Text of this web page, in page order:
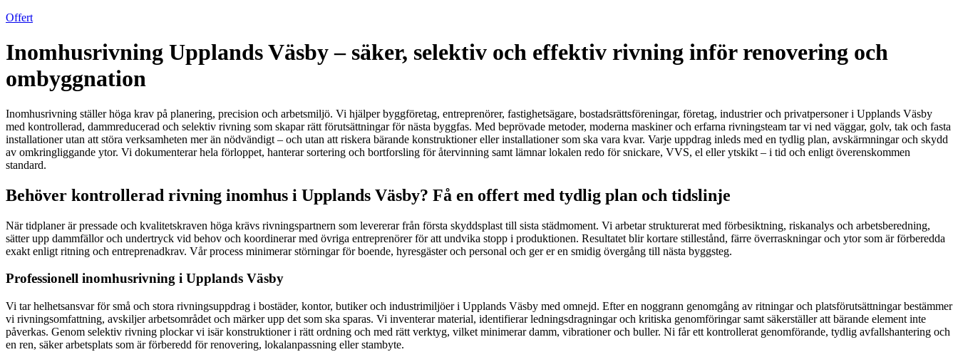
Offert
Inomhusrivning Upplands Väsby – säker, selektiv och effektiv rivning inför renovering och
ombyggnation
Inomhusrivning ställer höga krav på planering, precision och arbetsmiljö. Vi hjälper byggföretag, entreprenörer, fastighetsägare, bostadsrättsföreningar, företag, industrier och privatpersoner i Upplands Väsby
med kontrollerad, dammreducerad och selektiv rivning som skapar rätt förutsättningar för nästa byggfas. Med beprövade metoder, moderna maskiner och erfarna rivningsteam tar vi ned väggar, golv, tak och fasta
installationer utan att störa verksamheten mer än nödvändigt – och utan att riskera bärande konstruktioner eller installationer som ska vara kvar. Varje uppdrag inleds med en tydlig plan, avskärmningar och skydd
av omkringliggande ytor. Vi dokumenterar hela förloppet, hanterar sortering och bortforsling för återvinning samt lämnar lokalen redo för snickare, VVS, el eller ytskikt – i tid och enligt överenskommen
standard.
Behöver kontrollerad rivning inomhus i Upplands Väsby? Få en offert med tydlig plan och tidslinje
När tidplaner är pressade och kvalitetskraven höga krävs rivningspartnern som levererar från första skyddsplast till sista städmoment. Vi arbetar strukturerat med förbesiktning, riskanalys och arbetsberedning,
sätter upp dammfällor och undertryck vid behov och koordinerar med övriga entreprenörer för att undvika stopp i produktionen. Resultatet blir kortare stillestånd, färre överraskningar och ytor som är förberedda
exakt enligt ritning och entreprenadkrav. Vår process minimerar störningar för boende, hyresgäster och personal och ger er en smidig övergång till nästa byggsteg.
Professionell inomhusrivning i Upplands Väsby
Vi tar helhetsansvar för små och stora rivningsuppdrag i bostäder, kontor, butiker och industrimiljöer i Upplands Väsby med omnejd. Efter en noggrann genomgång av ritningar och platsförutsättningar bestämmer
vi rivningsomfattning, avskiljer arbetsområdet och märker upp det som ska sparas. Vi inventerar material, identifierar ledningsdragningar och kritiska genomföringar samt säkerställer att bärande element inte
påverkas. Genom selektiv rivning plockar vi isär konstruktioner i rätt ordning och med rätt verktyg, vilket minimerar damm, vibrationer och buller. Ni får ett kontrollerat genomförande, tydlig avfallshantering och
en ren, säker arbetsplats som är förberedd för renovering, lokalanpassning eller stambyte.